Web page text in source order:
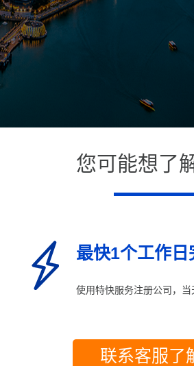
您可能想了
最快1个工作日
使用特快服务注册公司，当
联系客服了